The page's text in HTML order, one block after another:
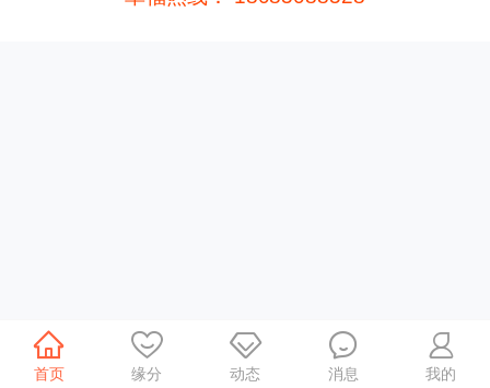
首页 缘分 动态 消息 我的